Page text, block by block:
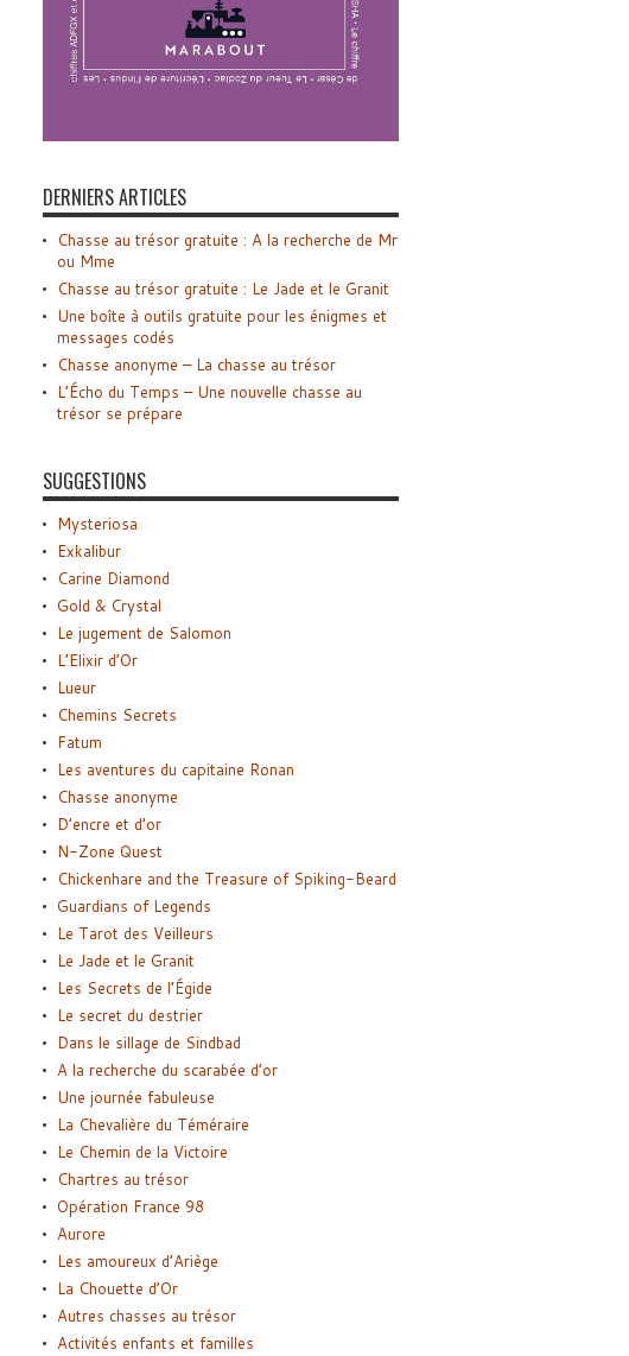
DERNIERS ARTICLES
Chasse au trésor gratuite : A la recherche de Mr
ou Mme
Chasse au trésor gratuite : Le Jade et le Granit
Une boîte à outils gratuite pour les énigmes et
messages codés
Chasse anonyme – La chasse au trésor
L’Écho du Temps – Une nouvelle chasse au
trésor se prépare
SUGGESTIONS
Mysteriosa
Exkalibur
Carine Diamond
Gold & Crystal
Le jugement de Salomon
L’Elixir d’Or
Lueur
Chemins Secrets
Fatum
Les aventures du capitaine Ronan
Chasse anonyme
D’encre et d’or
N-Zone Quest
Chickenhare and the Treasure of Spiking-Beard
Guardians of Legends
Le Tarot des Veilleurs
Le Jade et le Granit
Les Secrets de l’Égide
Le secret du destrier
Dans le sillage de Sindbad
A la recherche du scarabée d’or
Une journée fabuleuse
La Chevalière du Téméraire
Le Chemin de la Victoire
Chartres au trésor
Opération France 98
Aurore
Les amoureux d’Ariège
La Chouette d’Or
Autres chasses au trésor
Activités enfants et familles